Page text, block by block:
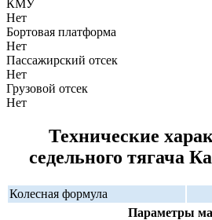
КМУ
Нет
Бортовая платформа
Нет
Пассажирский отсек
Нет
Грузовой отсек
Нет
Технические
седельного тягача
Колесная формула
Параметры